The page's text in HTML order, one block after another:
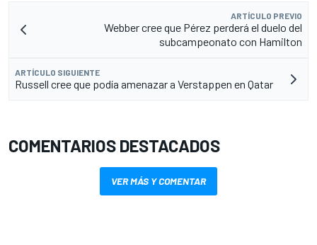
ARTÍCULO PREVIO
Webber cree que Pérez perderá el duelo del
subcampeonato con Hamilton
ARTÍCULO SIGUIENTE
Russell cree que podía amenazar a Verstappen en Qatar
COMENTARIOS DESTACADOS
VER MÁS Y COMENTAR